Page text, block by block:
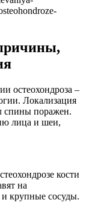
остеохондроза –
Локализация
спины поражен.
лица и шеи,
кости
на
крупные сосуды.